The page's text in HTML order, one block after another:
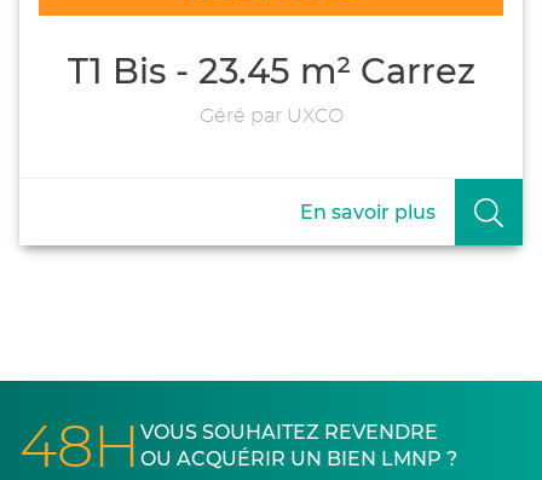
T1 Bis - 23.45 m² Carrez
Géré par UXCO
En savoir plus
48H VOUS SOUHAITEZ REVENDRE
OU ACQUÉRIR UN BIEN LMNP ?